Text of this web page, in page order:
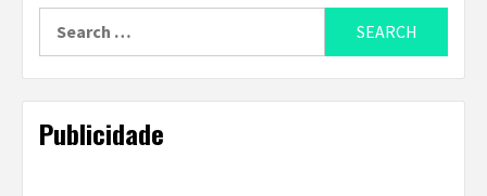
for:
Publicidade